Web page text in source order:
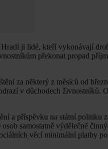
ji lidé, kteří vykonávají
překonat propad
za některý z měsíců od
v důchodech
a příspěvku na státní politiku
samostatně výdělečně
věcí minimální platby